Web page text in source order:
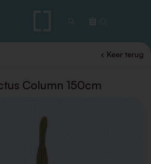
(0)
Keer terug
Column 150cm